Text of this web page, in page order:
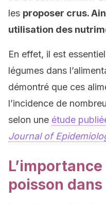
les proposer crus.
utilisation des
En effet, il est
légumes dans
démontré que ces
l’incidence de
selon une étude
Journal of
poisson